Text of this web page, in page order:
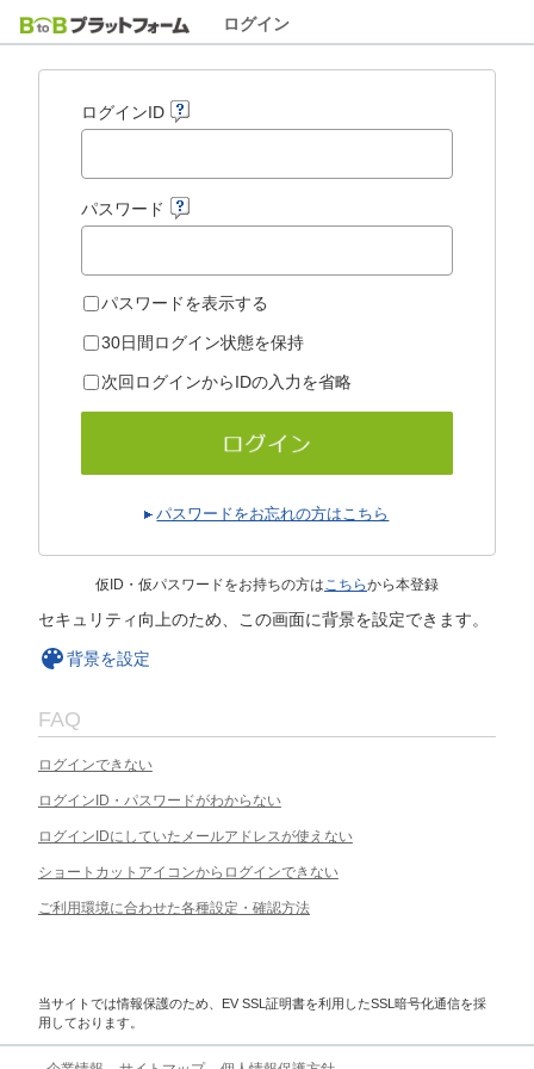
ログイン
ログインID
パスワード
パスワードを表示する
30日間ログイン状態を保持
次回ログインからIDの入力を省略
パスワードをお忘れの方はこちら
仮ID・仮パスワードをお持ちの方はこちらから本登録
セキュリティ向上のため、この画面に背景を設定できます。
背景を設定
FAQ
ログインできない
ログインID・パスワードがわからない
ログインIDにしていたメールアドレスが使えない
ショートカットアイコンからログインできない
ご利用環境に合わせた各種設定・確認方法
当サイトでは情報保護のため、EV SSL証明書を利用したSSL暗号化通信を採
用しております。